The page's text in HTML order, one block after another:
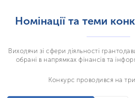
Номінації та теми
Виходячи зі сфери діяльності
обрані в напрямках фінансів та
Конкурс проводився на три